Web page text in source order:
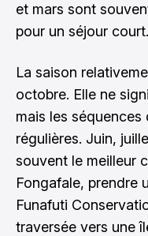
et mars sont
pour un séjour court.
La saison
octobre. Elle ne
mais les séquences
régulières. Juin,
souvent le meilleur
Fongafale, prendre
Funafuti
traversée vers une